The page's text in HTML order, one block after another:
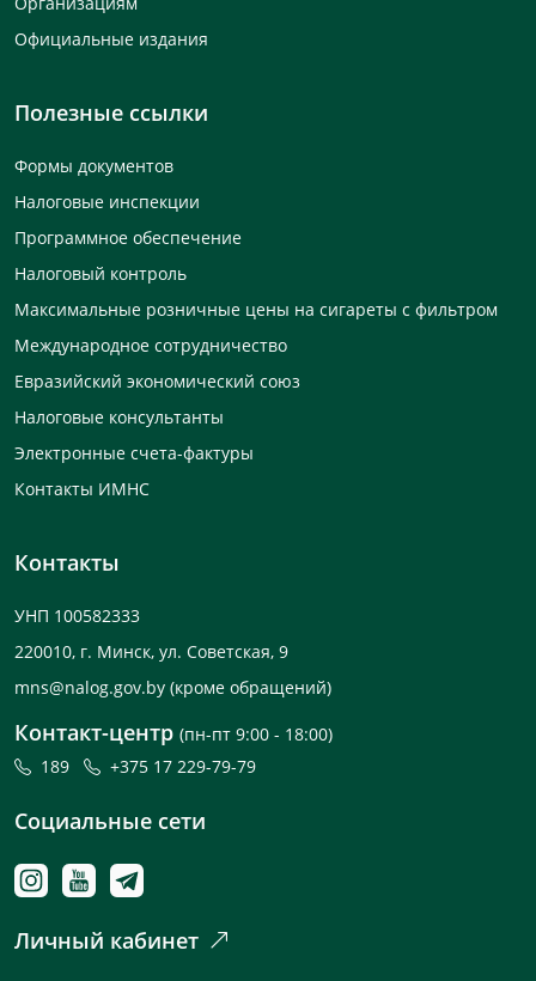
Официальные издания
Полезные ссылки
Формы документов
Налоговые инспекции
Программное обеспечение
Налоговый контроль
Максимальные розничные цены на сигареты с фильтром
Международное сотрудничество
Евразийский экономический союз
Налоговые консультанты
Электронные счета-фактуры
Контакты ИМНС
Контакты
УНП 100582333
220010, г. Минск, ул. Советская, 9
mns@nalog.gov.by (кроме обращений)
Контакт-центр (пн-пт 9:00 - 18:00)
189
+375 17 229-79-79
Социальные сети
Личный кабинет